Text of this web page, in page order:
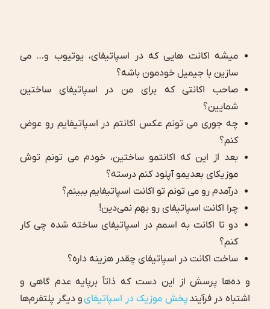
میشه اکانت ‌هایی که در اسپاتیفای، یوتیوب و… می
سازین با جیمیل خودمون باشه؟
صاحب اکانتی که برای من در اسپاتیفای ساختین
شمایین؟
چه جوری می تونم عکس اکانتم در اسپاتیفایم رو عوض
کنم؟
بعد از این که اکانتمو ساختین، خودم می تونم توش
موزیکای بعدیمو آپلود کنم درسته؟
درآمدم رو می تونم تو اکانت اسپاتیفایم ببینم؟
چرا اکانت اسپاتیفای رو بهم نمی‌دین!
دو تا اکانت به اسمم در اسپاتیفای ساخته شده چی کار
کنم؟
ساخت اکانت در اسپاتیفای چقدر هزینه داره؟
و ده‌ها پرسش‌ از این دست که ذاتاً برپایه عدم گاهی و
اشتباه در فرآیند پخش موزیک در اسپاتیفایو دیگر پلتفرم‌ها